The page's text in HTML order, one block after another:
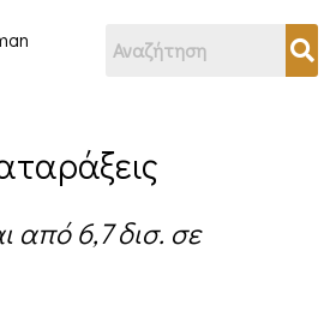
από 6,7 δισ. σε